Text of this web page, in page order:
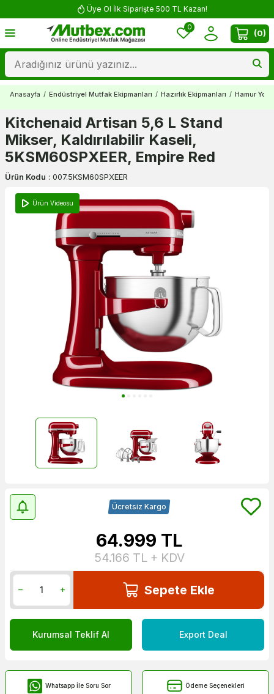
Üye Ol İlk Siparişte 500 TL Kazan!
0
(0)
Anasayfa / Endüstriyel Mutfak Ekipmanları / Hazırlık Ekipmanları / Hamur
Kitchenaid Artisan 5,6 L Stand
Mikser, Kaldırılabilir Kaseli,
5KSM60SPXEER, Empire Red
Ürün Kodu : 007.5KSM60SPXEER
Ürün Videosu
Ücretsiz Kargo
64.999 TL
54.166 TL + KDV
Sepete Ekle
Kurumsal Teklif Al Export Deal
Whatsapp İle Soru Sor Ödeme Seçenekleri